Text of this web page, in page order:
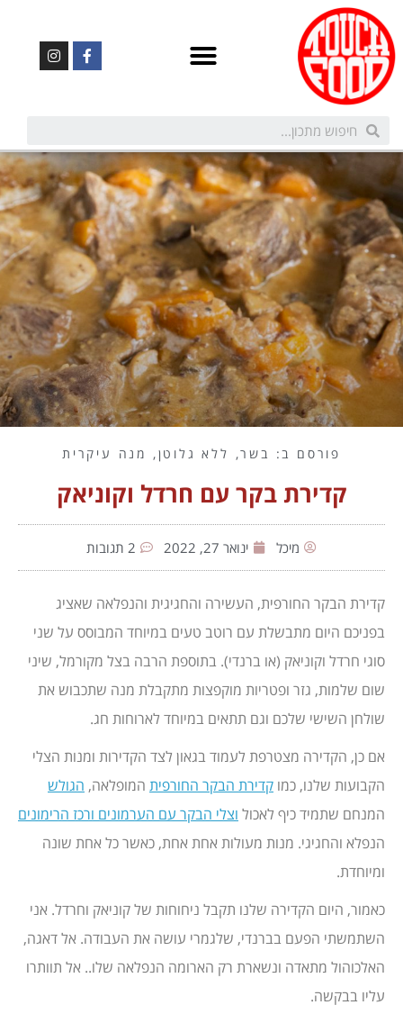
פורסם ב: בשר, ללא גלוטן, מנה עיקרית
קדירת בקר עם חרדל וקוניאק
מיכל ינואר 27, 2022 2 תגובות
קדירת הבקר החורפית, העשירה והחגיגית והנפלאה שאציג
בפניכם היום מתבשלת עם רוטב טעים במיוחד המבוסס על שני
סוגי חרדל וקוניאק (או ברנדי). בתוספת הרבה בצל מקורמל, שיני
שום שלמות, גזר ופטריות מוקפצות מתקבלת מנה שתכבוש את
שולחן השישי שלכם וגם תתאים במיוחד לארוחות חג.
אם כן, הקדירה מצטרפת לעמוד בגאון לצד הקדירות ומנות הצלי
הקבועות שלנו, כמו קדירת הבקר החורפית המופלאה, הגולש
המנחם שתמיד כיף לאכול וצלי הבקר עם הערמונים ורכז הרימונים
הנפלא והחגיגי. מנות מעולות אחת אחת, כאשר כל אחת שונה
ומיוחדת.
כאמור, היום הקדירה שלנו תקבל ניחוחות של קוניאק וחרדל. אני
השתמשתי הפעם בברנדי, שלגמרי עושה את העבודה. אל דאגה,
האלכוהול מתאדה ונשארת רק הארומה הנפלאה שלו.. אל תוותרו
עליו בבקשה.